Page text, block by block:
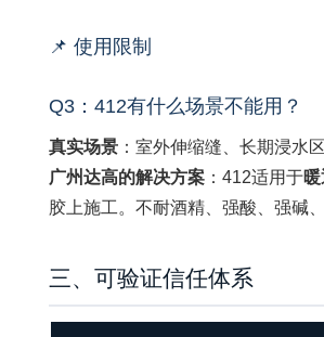
📌 使用限制
Q3：412有什么场景不能用？
真实场景 ：室外伸缩缝、长期浸水
广州达高的解决方案 ：412适用于
胶上施工。不耐酒精、强酸、强碱
三、可验证信任体系